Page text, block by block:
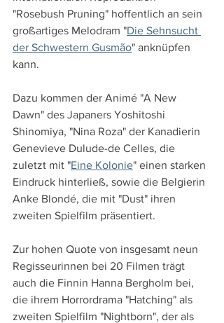
"Rosebush Pruning" hoffentlich an sein
großartiges Melodram "Die Sehnsucht
der Schwestern Gusmão" anknüpfen
kann.
Dazu kommen der Animé "A New
Dawn" des Japaners Yoshitoshi
Shinomiya, "Nina Roza" der Kanadierin
Genevieve Dulude-de Celles, die
zuletzt mit "Eine Kolonie" einen starken
Eindruck hinterließ, sowie die Belgierin
Anke Blondé, die mit "Dust" ihren
zweiten Spielfilm präsentiert.
Zur hohen Quote von insgesamt neun
Regisseurinnen bei 20 Filmen trägt
auch die Finnin Hanna Bergholm bei,
die ihrem Horrordrama "Hatching" als
zweiten Spielfilm "Nightborn", der als